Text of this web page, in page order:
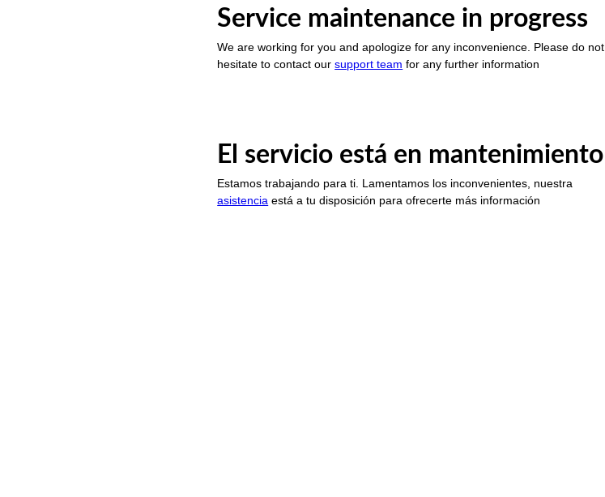
Service maintenance in progress
We are working for you and apologize for any inconvenience. Please do not
hesitate to contact oursupport team for any further information
El servicio está en mantenimiento
Estamos trabajando para ti. Lamentamos los inconvenientes, nuestra
asistencia está a tu disposición para ofrecerte más información